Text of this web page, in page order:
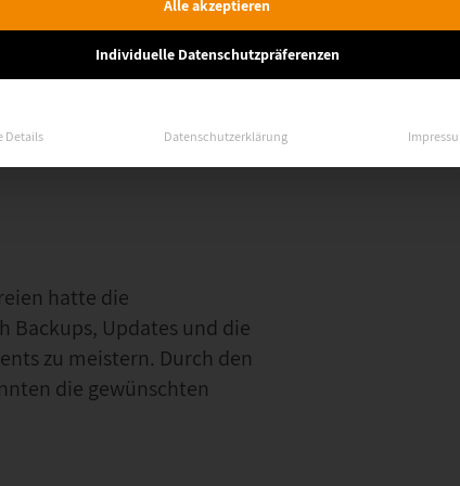
hatte die
Backups, Updates und die
zu meistern. Durch den
die gewünschten
Alle akzeptieren
Individuelle Datenschutzpräferenzen
Details Datenschutzerklärung